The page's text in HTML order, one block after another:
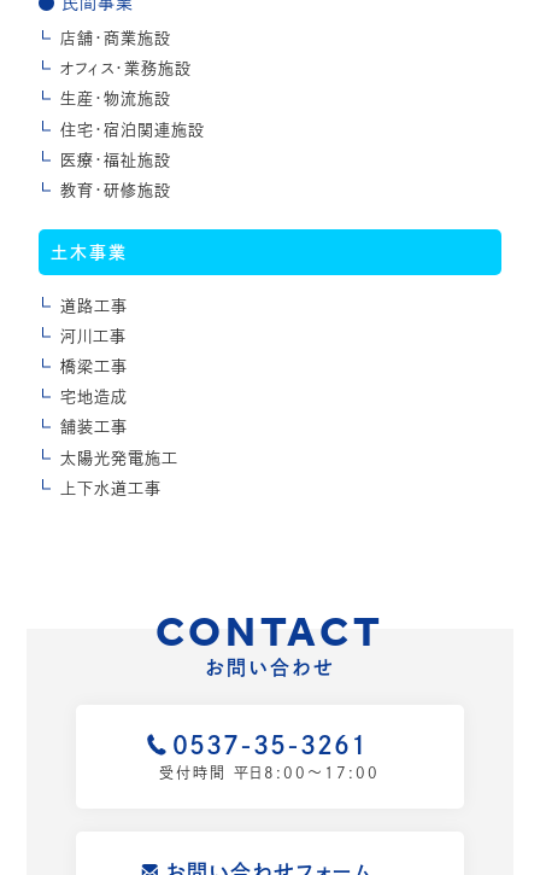
店舗・商業施設
オフィス・業務施設
生産・物流施設
住宅・宿泊関連施設
医療・福祉施設
教育・研修施設
土木事業
道路工事
河川工事
橋梁工事
宅地造成
舗装工事
太陽光発電施工
上下水道工事
CONTACT
お問い合わせ
0537-35-3261
受付時間 平日8:00〜17:00